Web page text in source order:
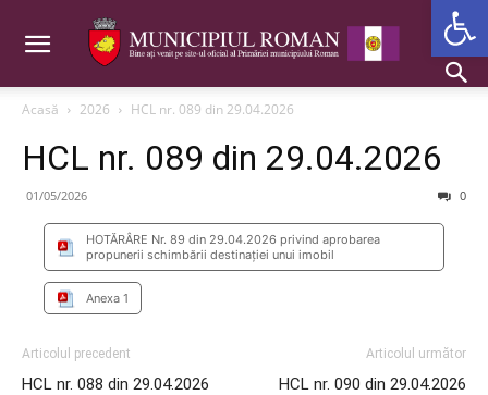
Acasă 2026 HCL nr. 089 din 29.04.2026
HCL nr. 089 din 29.04.2026
01/05/2026 0
HOTĂRÂRE Nr. 89 din 29.04.2026 privind aprobarea
propunerii schimbării destinației unui imobil
Anexa 1
Articolul precedent
HCL nr. 088 din 29.04.2026
Articolul următor
HCL nr. 090 din 29.04.2026